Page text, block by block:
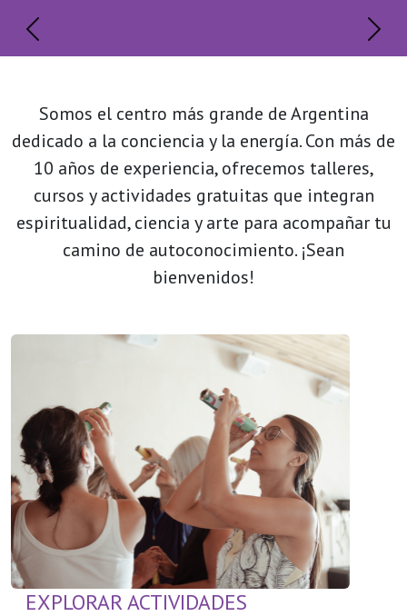
Somos el centro más grande de Argentina
dedicado a la conciencia y la energía. Con más de
10 años de experiencia, ofrecemos talleres,
cursos y actividades gratuitas que integran
espiritualidad, ciencia y arte para acompañar tu
camino de autoconocimiento. ¡Sean
bienvenidos!
EXPLORAR ACTIVIDADES